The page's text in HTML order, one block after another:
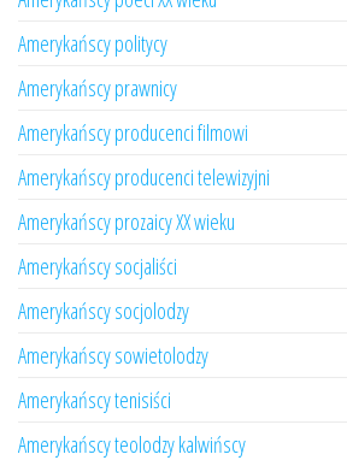
Amerykańscy politycy
Amerykańscy prawnicy
Amerykańscy producenci filmowi
Amerykańscy producenci telewizyjni
Amerykańscy prozaicy XX wieku
Amerykańscy socjaliści
Amerykańscy socjolodzy
Amerykańscy sowietolodzy
Amerykańscy tenisiści
Amerykańscy teolodzy kalwińscy